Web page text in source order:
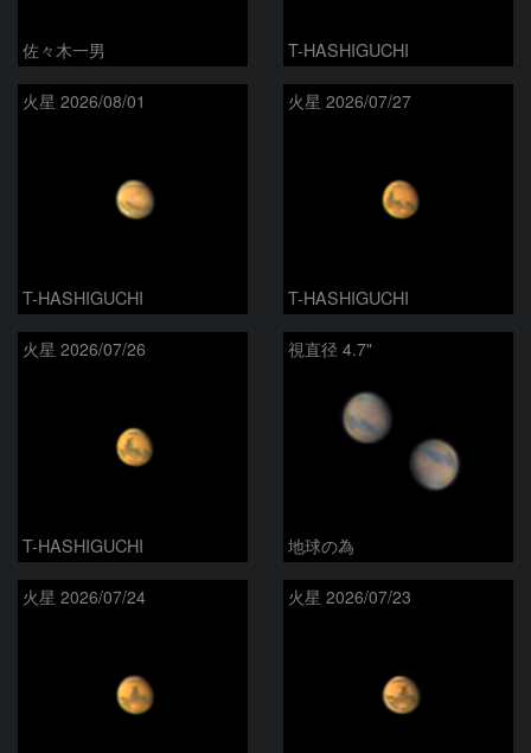
佐々木一男 T-HASHIGUCHI
火星 2026/08/01
T-HASHIGUCHI
火星 2026/07/27
T-HASHIGUCHI
火星 2026/07/26
T-HASHIGUCHI
視直径 4.7"
地球の為
火星 2026/07/24 火星 2026/07/23